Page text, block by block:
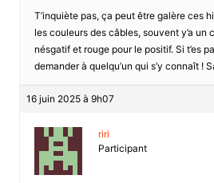
T’inquiète pas, ça peut être galère ces
les couleurs des câbles, souvent y’a un
nésgatif et rouge pour le positif. Si t’es
demander à quelqu’un qui s’y connaît !
16 juin 2025 à 9h07
riri
Participant